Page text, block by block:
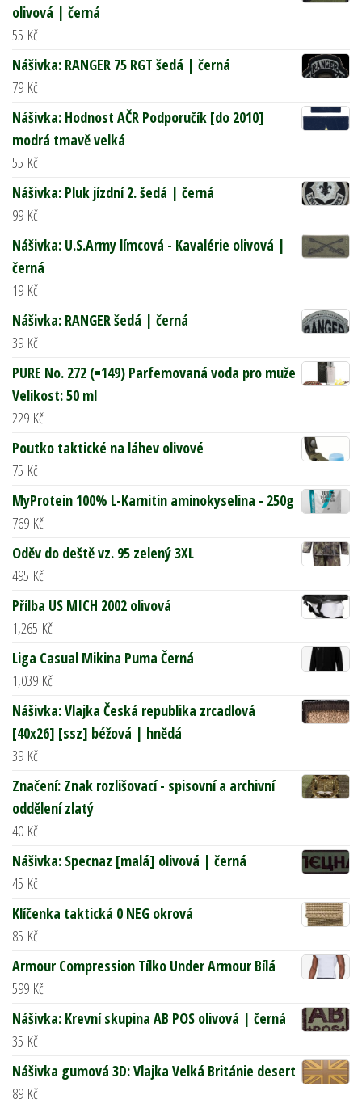
olivová | černá
55 Kč
Nášivka: RANGER 75 RGT šedá | černá
79 Kč
Nášivka: Hodnost AČR Podporučík [do 2010]
modrá tmavě velká
55 Kč
Nášivka: Pluk jízdní 2. šedá | černá
99 Kč
Nášivka: U.S.Army límcová - Kavalérie olivová |
černá
19 Kč
Nášivka: RANGER šedá | černá
39 Kč
PURE No. 272 (=149) Parfemovaná voda pro muže
Velikost: 50 ml
229 Kč
Poutko taktické na láhev olivové
75 Kč
MyProtein 100% L-Karnitin aminokyselina - 250g
769 Kč
Oděv do deště vz. 95 zelený 3XL
495 Kč
Přílba US MICH 2002 olivová
1,265 Kč
Liga Casual Mikina Puma Černá
1,039 Kč
Nášivka: Vlajka Česká republika zrcadlová
[40x26] [ssz] béžová | hnědá
39 Kč
Značení: Znak rozlišovací - spisovní a archivní
oddělení zlatý
40 Kč
Nášivka: Specnaz [malá] olivová | černá
45 Kč
Klíčenka taktická 0 NEG okrová
85 Kč
Armour Compression Tílko Under Armour Bílá
599 Kč
Nášivka: Krevní skupina AB POS olivová | černá
35 Kč
Nášivka gumová 3D: Vlajka Velká Británie desert
89 Kč